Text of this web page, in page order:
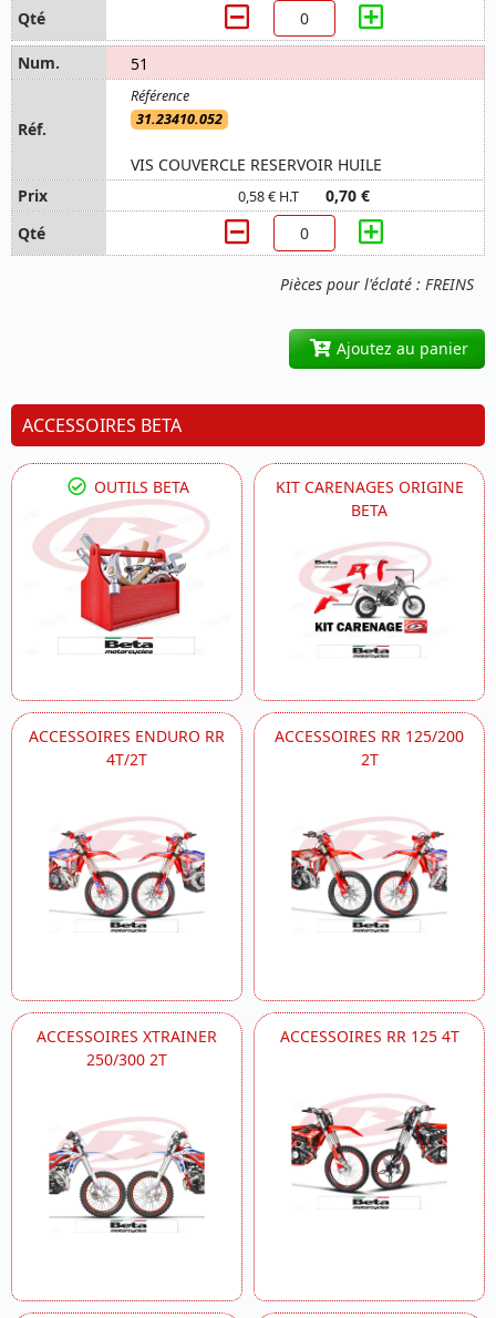
Pièces pour l'éclaté : FREINS
51
31.23410.052
VIS COUVERCLE RESERVOIR HUILE
0,58 € H.T 0,70 €
Ajoutez au panier
ACCESSOIRES BETA
OUTILS BETA
KIT CARENAGES ORIGINE
BETA
ACCESSOIRES ENDURO RR
4T/2T
ACCESSOIRES RR 125/200
2T
ACCESSOIRES XTRAINER
250/300 2T
ACCESSOIRES RR 125 4T